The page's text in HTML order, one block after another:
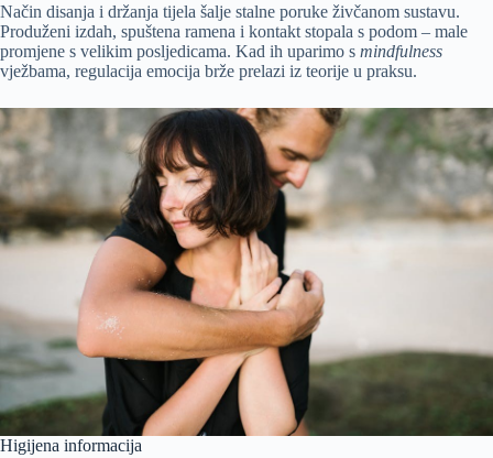
Način disanja i držanja tijela šalje stalne poruke živčanom sustavu.
Produženi izdah, spuštena ramena i kontakt stopala s podom – male
promjene s velikim posljedicama. Kad ih uparimo s mindfulness
vježbama, regulacija emocija brže prelazi iz teorije u praksu.
Higijena informacija